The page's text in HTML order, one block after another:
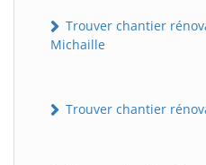
Trouver chantier
Michaille
Trouver chantier